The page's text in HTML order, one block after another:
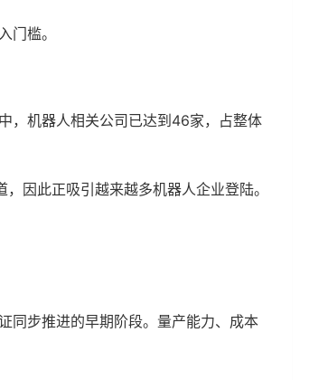
门槛。
，机器人相关公司已达到46家，占整体
因此正吸引越来越多机器人企业登陆。
同步推进的早期阶段。量产能力、成本